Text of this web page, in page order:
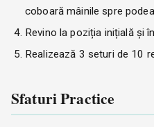
coboară mâinile spre
Revino la poziția inițială și
Realizează 3 seturi de 10
Sfaturi Practice